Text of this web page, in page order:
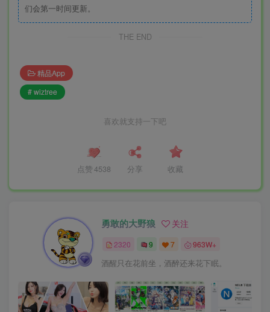
们会第一时间更新。
THE END
精品App
# wiztree
喜欢就支持一下吧
点赞 4538 分享 收藏
勇敢的大野狼 关注
2320 9 7 963W+
酒醒只在花前坐，酒醉还来花下眠。